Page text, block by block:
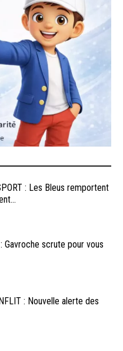
: Les Bleus remportent
Gavroche scrute pour vous
: Nouvelle alerte des